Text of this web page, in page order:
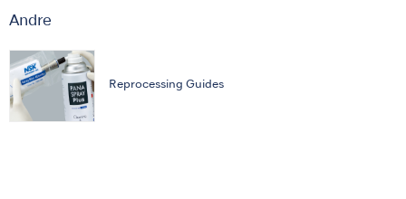
Andre
Reprocessing Guides